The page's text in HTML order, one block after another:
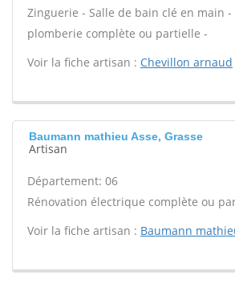
Zinguerie - Salle de bain clé en main -
plomberie complète ou partielle -
Voir la fiche artisan : Chevillon arnaud
Baumann mathieu Asse, Grasse
Artisan
Département: 06
Rénovation électrique complète ou
Voir la fiche artisan : Baumann